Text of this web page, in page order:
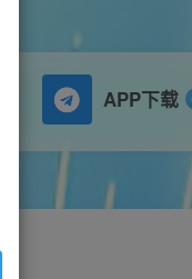
APP下载